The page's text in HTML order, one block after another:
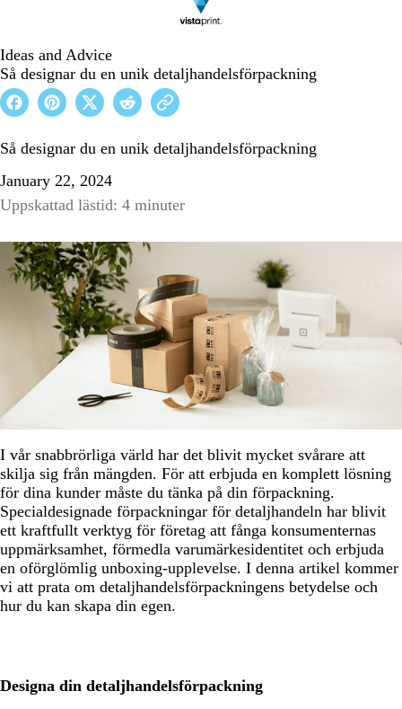
Ideas and Advice
Så designar du en unik detaljhandelsförpackning
Så designar du en unik detaljhandelsförpackning
January 22, 2024
Uppskattad lästid: 4 minuter
I vår snabbrörliga värld har det blivit mycket svårare att
skilja sig från mängden. För att erbjuda en komplett lösning
för dina kunder måste du tänka på din förpackning.
Specialdesignade förpackningar för detaljhandeln har blivit
ett kraftfullt verktyg för företag att fånga konsumenternas
uppmärksamhet, förmedla varumärkesidentitet och erbjuda
en oförglömlig unboxing-upplevelse. I denna artikel kommer
vi att prata om detaljhandelsförpackningens betydelse och
hur du kan skapa din egen.
Designa din detaljhandelsförpackning